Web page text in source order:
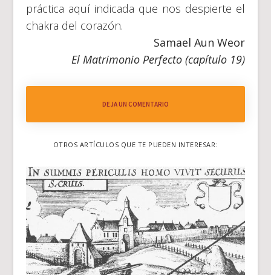
práctica aquí indicada que nos despierte el
chakra del corazón.
Samael Aun Weor
El Matrimonio Perfecto (capítulo 19)
DEJA UN COMENTARIO
OTROS ARTÍCULOS QUE TE PUEDEN INTERESAR: